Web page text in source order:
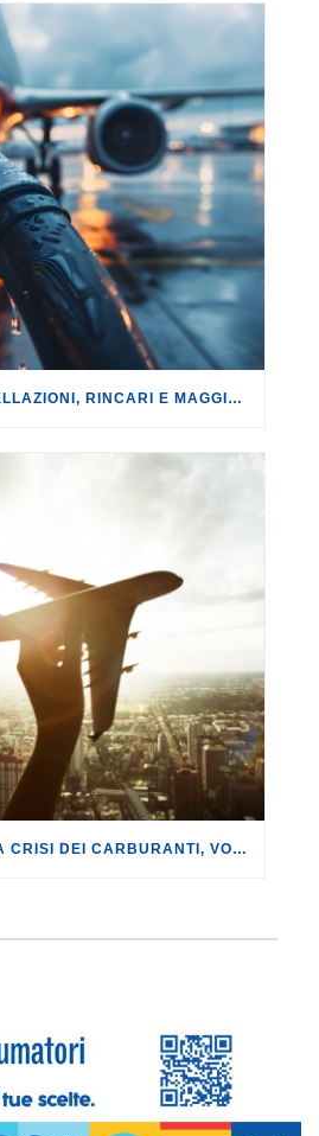
TURISMO: CANCELLAZIONI, RINCARI E MAGGIORAZIONI DI VOLI E PRENOTAZIONI.
TURISMO: CON LA CRISI DEI CARBURANTI, VOLI A RISCHIO CANCELLAZIONE O RINCARO.